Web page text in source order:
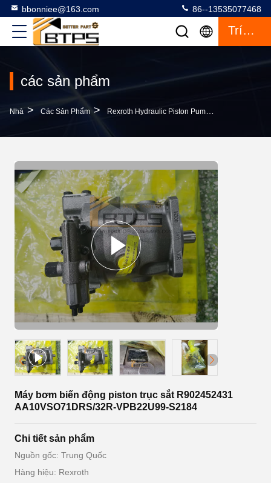
bbonniee@163.com 86--13535077468
Trích Dẫn
các sản phẩm
Nhà > Các Sản Phẩm > Rexroth Hydraulic Piston Pump
Máy bơm biến động piston trục sắt R902452431
AA10VSO71DRS/32R-VPB22U99-S2184
Chi tiết sản phẩm
Nguồn gốc: Trung Quốc
Hàng hiệu: Rexroth